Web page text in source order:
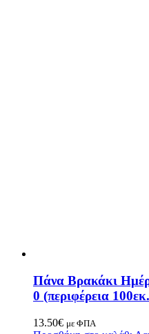
Πάνα Βρακάκι
0 (περιφέρεια
13.50€ με ΦΠΑ